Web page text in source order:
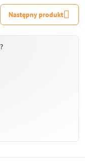
Następny produkt